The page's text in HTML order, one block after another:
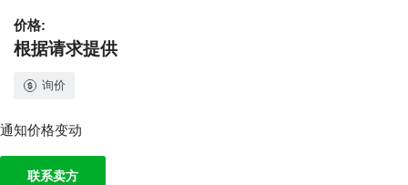
价格:
根据请求提供
询价
通知价格变动
联系卖方